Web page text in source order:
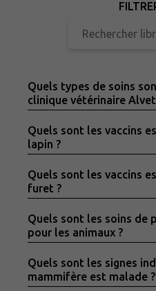
Quels types de soins
clinique vétérinaire
Quels sont les vaccins
lapin ?
Quels sont les vaccins
furet ?
Quels sont les soins de
pour les animaux ?
Quels sont les signes
mammifère est malade ?